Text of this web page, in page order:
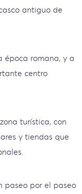
antiguo de
época romana, y a
centro
turística, con
y tiendas que
paseo por el paseo